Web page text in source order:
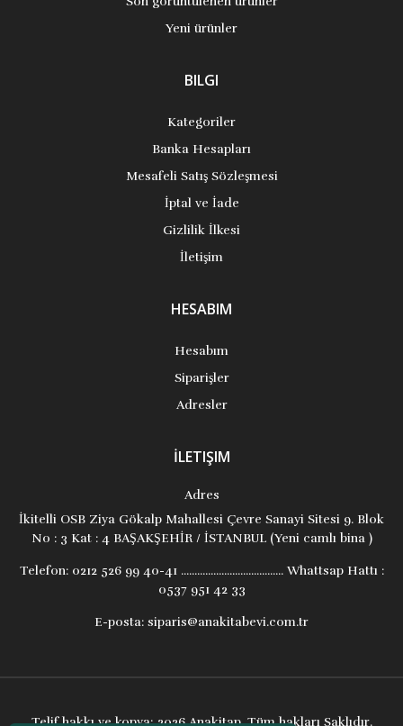
Yeni ürünler
BILGI
Kategoriler
Banka Hesapları
Mesafeli Satış Sözleşmesi
İptal ve İade
Gizlilik İlkesi
İletişim
HESABIM
Hesabım
Siparişler
Adresler
İLETIŞIM
Adres
İkitelli OSB Ziya Gökalp Mahallesi Çevre Sanayi Sitesi 9. Blok
No : 3 Kat : 4 BAŞAKŞEHİR / İSTANBUL (Yeni camlı bina )
Telefon:0212 526 99 40-41 ...................................... Whattsap Hattı :
0537 951 42 33
E-posta: siparis@anakitabevi.com.tr
Telif hakkı ve kopya; 2026 Anakitap. Tüm hakları Saklıdır.